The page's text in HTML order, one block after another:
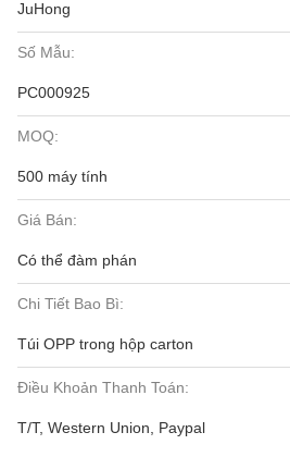
JuHong
Số Mẫu:
PC000925
MOQ:
500 máy tính
Giá Bán:
Có thể đàm phán
Chi Tiết Bao Bì:
Túi OPP trong hộp carton
Điều Khoản Thanh Toán:
T/T, Western Union, Paypal